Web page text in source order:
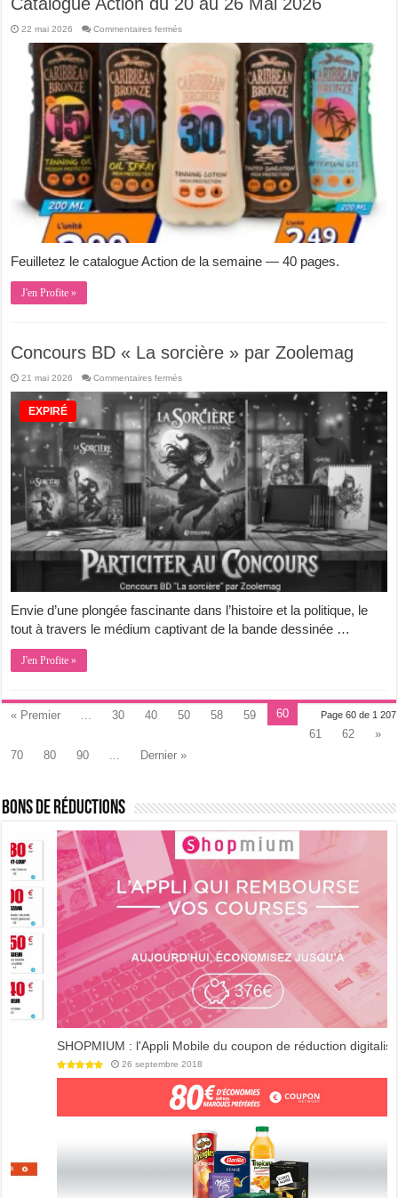
22 mai 2026 Commentaires fermés
au
26
2026
Feuilletez le catalogue Action de la semaine — 40 pages.
J'en Profite »
Concours BD « La sorcière » par Zoolemag
21 mai 2026 Commentaires fermés
BD
« La
sorcière »
par
Zoolemag
EXPIRÉ
Envie d’une plongée fascinante dans l’histoire et la politique, le
tout à travers le médium captivant de la bande dessinée …
J'en Profite »
Page 60 de 1 207
« Premier ... 30 40 50 58 59
60
61
62
»
70
80 90 ... Dernier »
Bons de Réductions
SHOPMIUM : l'Appli Mobile du coupon de réduction digitalisé
26 septembre 2018